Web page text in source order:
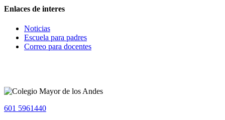
Enlaces de interes
Noticias
Escuela para padres
Correo para docentes
601 5961440